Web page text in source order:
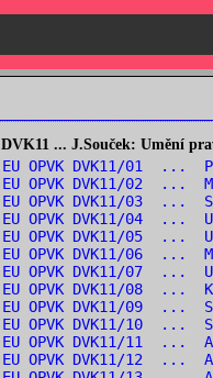
DVK11 ... J.Souček: Umění
EU OPVK DVK11/01 ...
EU OPVK DVK11/02 ...
EU OPVK DVK11/03 ...
EU OPVK DVK11/04 ...
EU OPVK DVK11/05 ...
EU OPVK DVK11/06 ...
EU OPVK DVK11/07 ...
EU OPVK DVK11/08 ...
EU OPVK DVK11/09 ...
EU OPVK DVK11/10 ...
EU OPVK DVK11/11 ...
EU OPVK DVK11/12 ...